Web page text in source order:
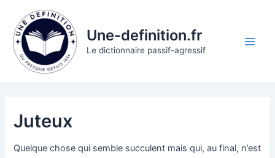
contenu
Une-definition.fr
Le dictionnaire passif-agressif
Juteux
Quelque chose qui semble succulent mais qui, au final, n’est